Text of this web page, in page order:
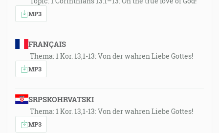
MP3
FRANÇAIS
Thema: 1 Kor. 13,1-13: Von der wahren Liebe Gottes!
MP3
SRPSKOHRVATSKI
Thema: 1 Kor. 13,1-13: Von der wahren Liebe Gottes!
MP3